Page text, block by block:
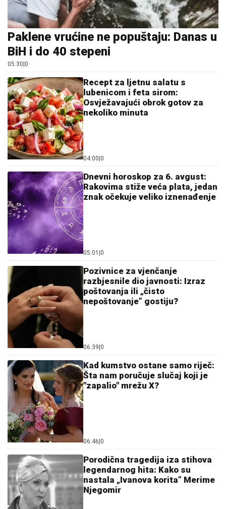
Paklene vrućine ne popuštaju: Danas u
BiH i do 40 stepeni
05:30|0
Recept za ljetnu salatu s
lubenicom i feta sirom:
Osvježavajući obrok gotov za
nekoliko minuta
04:00|0
Dnevni horoskop za 6. avgust:
Rakovima stiže veća plata, jedan
znak očekuje veliko iznenađenje
05:01 |0
Pozivnice za vjenčanje
razbjesnile dio javnosti: Izraz
poštovanja ili „čisto
nepoštovanje” gostiju?
06:39|0
Kad kumstvo ostane samo riječ:
Šta nam poručuje slučaj koji je
"zapalio" mrežu X?
06:46|0
Porodična tragedija iza stihova
legendarnog hita: Kako su
nastala „Ivanova korita” Merime
Njegomir